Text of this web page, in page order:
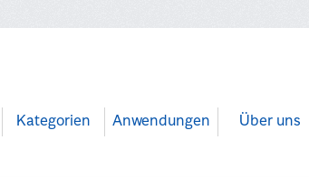
Kategorien Anwendungen Über uns